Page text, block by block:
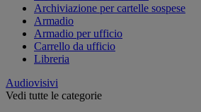
Archiviazione per cartelle sospese
Armadio
Armadio per ufficio
Carrello da ufficio
Libreria
Audiovisivi
Vedi tutte le categorie